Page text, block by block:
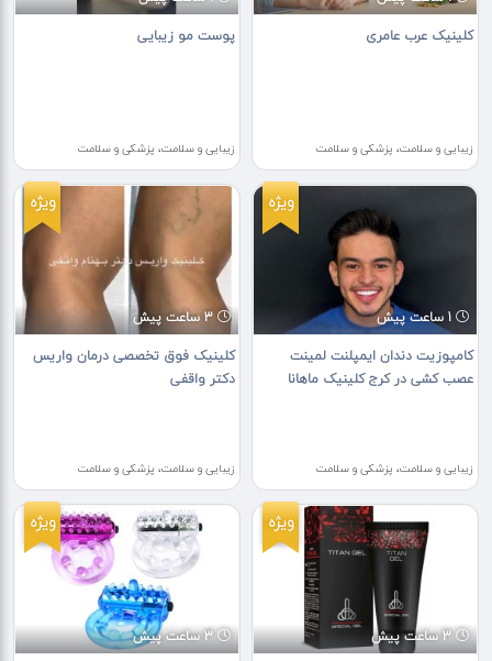
کلینیک عرب عامری
زیبایی و سلامت، پزشکی و سلامت
پوست مو زیبایی
زیبایی و سلامت، پزشکی و سلامت
ویژه
1 ساعت پیش
کامپوزیت دندان ایمپلنت لمینت
عصب کشی در کرج کلینیک ماهانا
زیبایی و سلامت، پزشکی و سلامت
ویژه
کلینیک فوق تخصصی درمان واریس
دکتر واقفی
زیبایی و سلامت، پزشکی و سلامت
ویژه
3 ساعت پیش
ویژه
3 ساعت پیش